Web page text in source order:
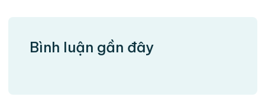
Bình luận gần đây